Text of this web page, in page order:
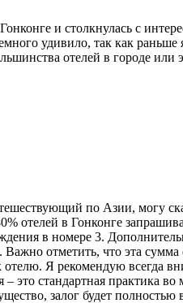
и столкнулась с
удивило, так как раньше
отелей в городе
по Азии, могу
отелей в Гонконге
в номере 3.
Важно отметить, что эта
Я рекомендую всегда
это стандартная практика
залог будет полностью